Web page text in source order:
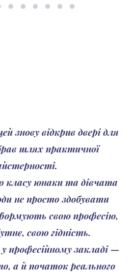
знову відкрив двері для
шлях практичної
класу юнаки та дівчата
не просто здобувати
свою професію,
свою гідність.
професійному закладі —
а й початок реального